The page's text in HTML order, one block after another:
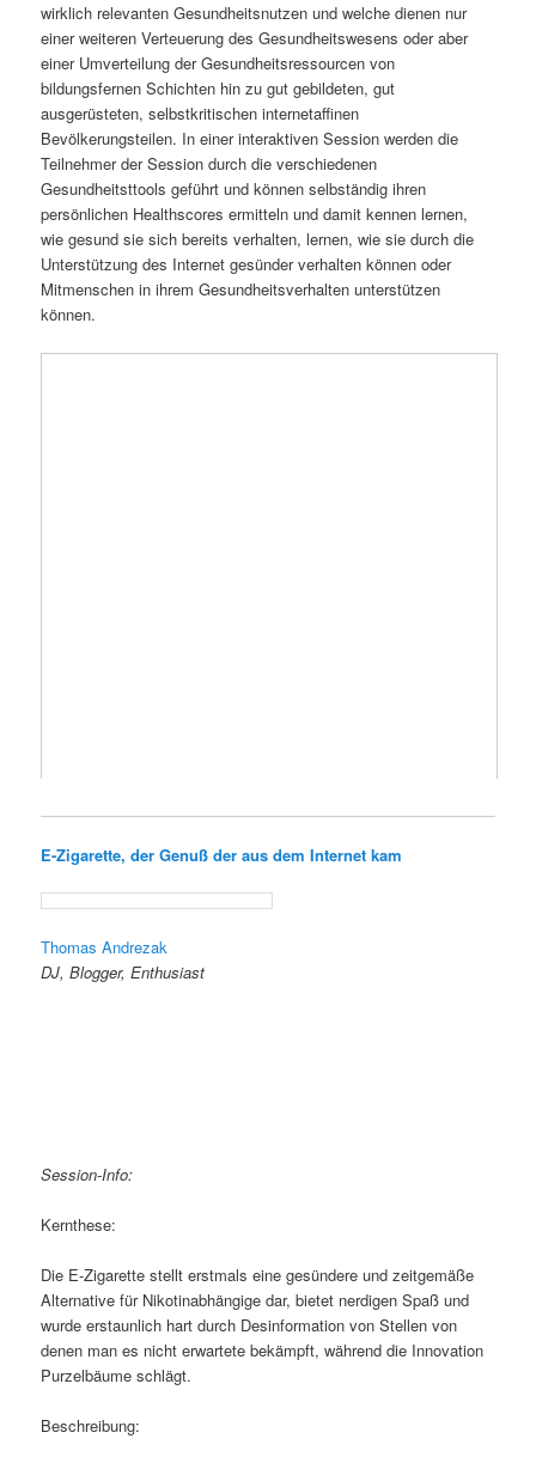
wirklich relevanten Gesundheitsnutzen und welche dienen nur
einer weiteren Verteuerung des Gesundheitswesens oder aber
einer Umverteilung der Gesundheitsressourcen von
bildungsfernen Schichten hin zu gut gebildeten, gut
ausgerüsteten, selbstkritischen internetaffinen
Bevölkerungsteilen. In einer interaktiven Session werden die
Teilnehmer der Session durch die verschiedenen
Gesundheitsttools geführt und können selbständig ihren
persönlichen Healthscores ermitteln und damit kennen lernen,
wie gesund sie sich bereits verhalten, lernen, wie sie durch die
Unterstützung des Internet gesünder verhalten können oder
Mitmenschen in ihrem Gesundheitsverhalten unterstützen
können.
E-Zigarette, der Genuß der aus dem Internet kam
Thomas Andrezak
DJ, Blogger, Enthusiast
Session-Info:
Kernthese:
Die E-Zigarette stellt erstmals eine gesündere und zeitgemäße
Alternative für Nikotinabhängige dar, bietet nerdigen Spaß und
wurde erstaunlich hart durch Desinformation von Stellen von
denen man es nicht erwartete bekämpft, während die Innovation
Purzelbäume schlägt.
Beschreibung: